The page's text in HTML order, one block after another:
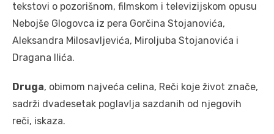
tekstovi o pozorišnom, filmskom i televizijskom opusu
Nebojše Glogovca iz pera Gorčina Stojanovića,
Aleksandra Milosavljevića, Miroljuba Stojanovića i
Dragana Ilića.
Druga, obimom najveća celina, Reči koje život znače,
sadrži dvadesetak poglavlja sazdanih od njegovih
reči, iskaza.